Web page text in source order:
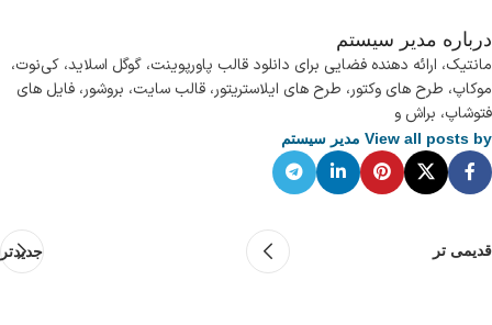
درباره مدیر سیستم
مانتیک، ارائه دهنده فضایی برای دانلود قالب پاورپوینت، گوگل اسلاید، کی‌نوت،
موکاپ، طرح های وکتور، طرح های ایلاستریتور، قالب سایت، بروشور، فایل های
فتوشاپ، براش و
View all posts by مدیر سیستم
جدیدتر قدیمی تر